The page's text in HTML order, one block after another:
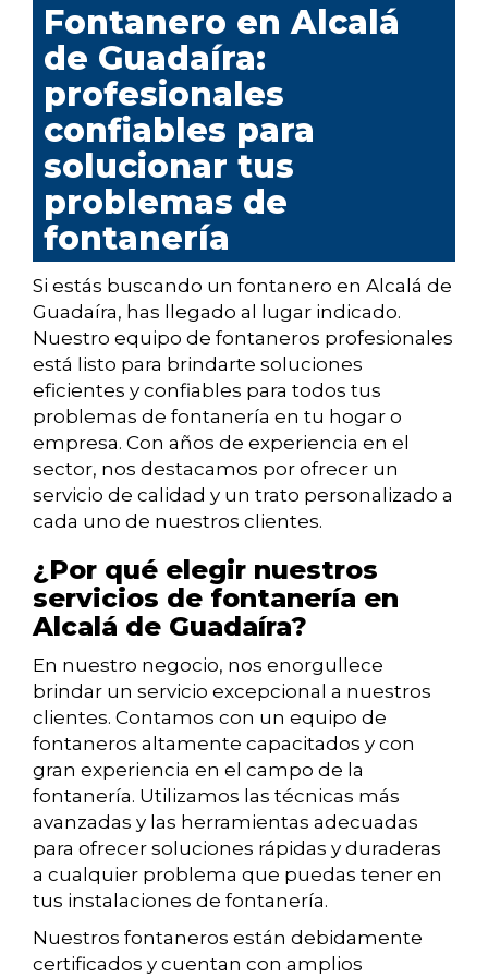
Fontanero en Alcalá
de Guadaíra:
profesionales
confiables para
solucionar tus
problemas de
fontanería
Si estás buscando un fontanero en Alcalá de
Guadaíra, has llegado al lugar indicado.
Nuestro equipo de fontaneros profesionales
está listo para brindarte soluciones
eficientes y confiables para todos tus
problemas de fontanería en tu hogar o
empresa. Con años de experiencia en el
sector, nos destacamos por ofrecer un
servicio de calidad y un trato personalizado a
cada uno de nuestros clientes.
¿Por qué elegir nuestros
servicios de fontanería en
Alcalá de Guadaíra?
En nuestro negocio, nos enorgullece
brindar un servicio excepcional a nuestros
clientes. Contamos con un equipo de
fontaneros altamente capacitados y con
gran experiencia en el campo de la
fontanería. Utilizamos las técnicas más
avanzadas y las herramientas adecuadas
para ofrecer soluciones rápidas y duraderas
a cualquier problema que puedas tener en
tus instalaciones de fontanería.
Nuestros fontaneros están debidamente
certificados y cuentan con amplios